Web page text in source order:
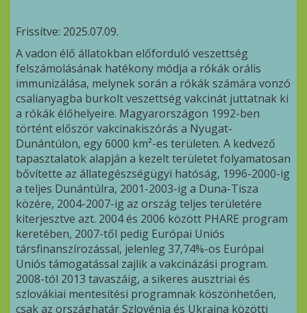
Frissítve: 2025.07.09.
A vadon élő állatokban előforduló veszettség
felszámolásának hatékony módja a rókák orális
immunizálása, melynek során a rókák számára vonzó
csalianyagba burkolt veszettség vakcinát juttatnak ki
a rókák élőhelyeire. Magyarországon 1992-ben
történt először vakcinakiszórás a Nyugat-
Dunántúlon, egy 6000 km²-es területen. A kedvező
tapasztalatok alapján a kezelt területet folyamatosan
bővítette az állategészségügyi hatóság, 1996-2000-ig
a teljes Dunántúlra, 2001-2003-ig a Duna-Tisza
közére, 2004-2007-ig az ország teljes területére
kiterjesztve azt. 2004 és 2006 között PHARE program
keretében, 2007-től pedig Európai Uniós
társfinanszírozással, jelenleg 37,74%-os Európai
Uniós támogatással zajlik a vakcinázási program.
2008-tól 2013 tavaszáig, a sikeres ausztriai és
szlovákiai mentesítési programnak köszönhetően,
csak az országhatár Szlovénia és Ukrajna közötti